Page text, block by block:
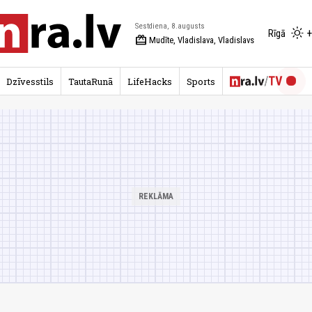
Sestdiena, 8.augusts
redeem Mudīte, Vladislava, Vladislavs
Rīgā
Dzīvesstils TautaRunā LifeHacks Sports